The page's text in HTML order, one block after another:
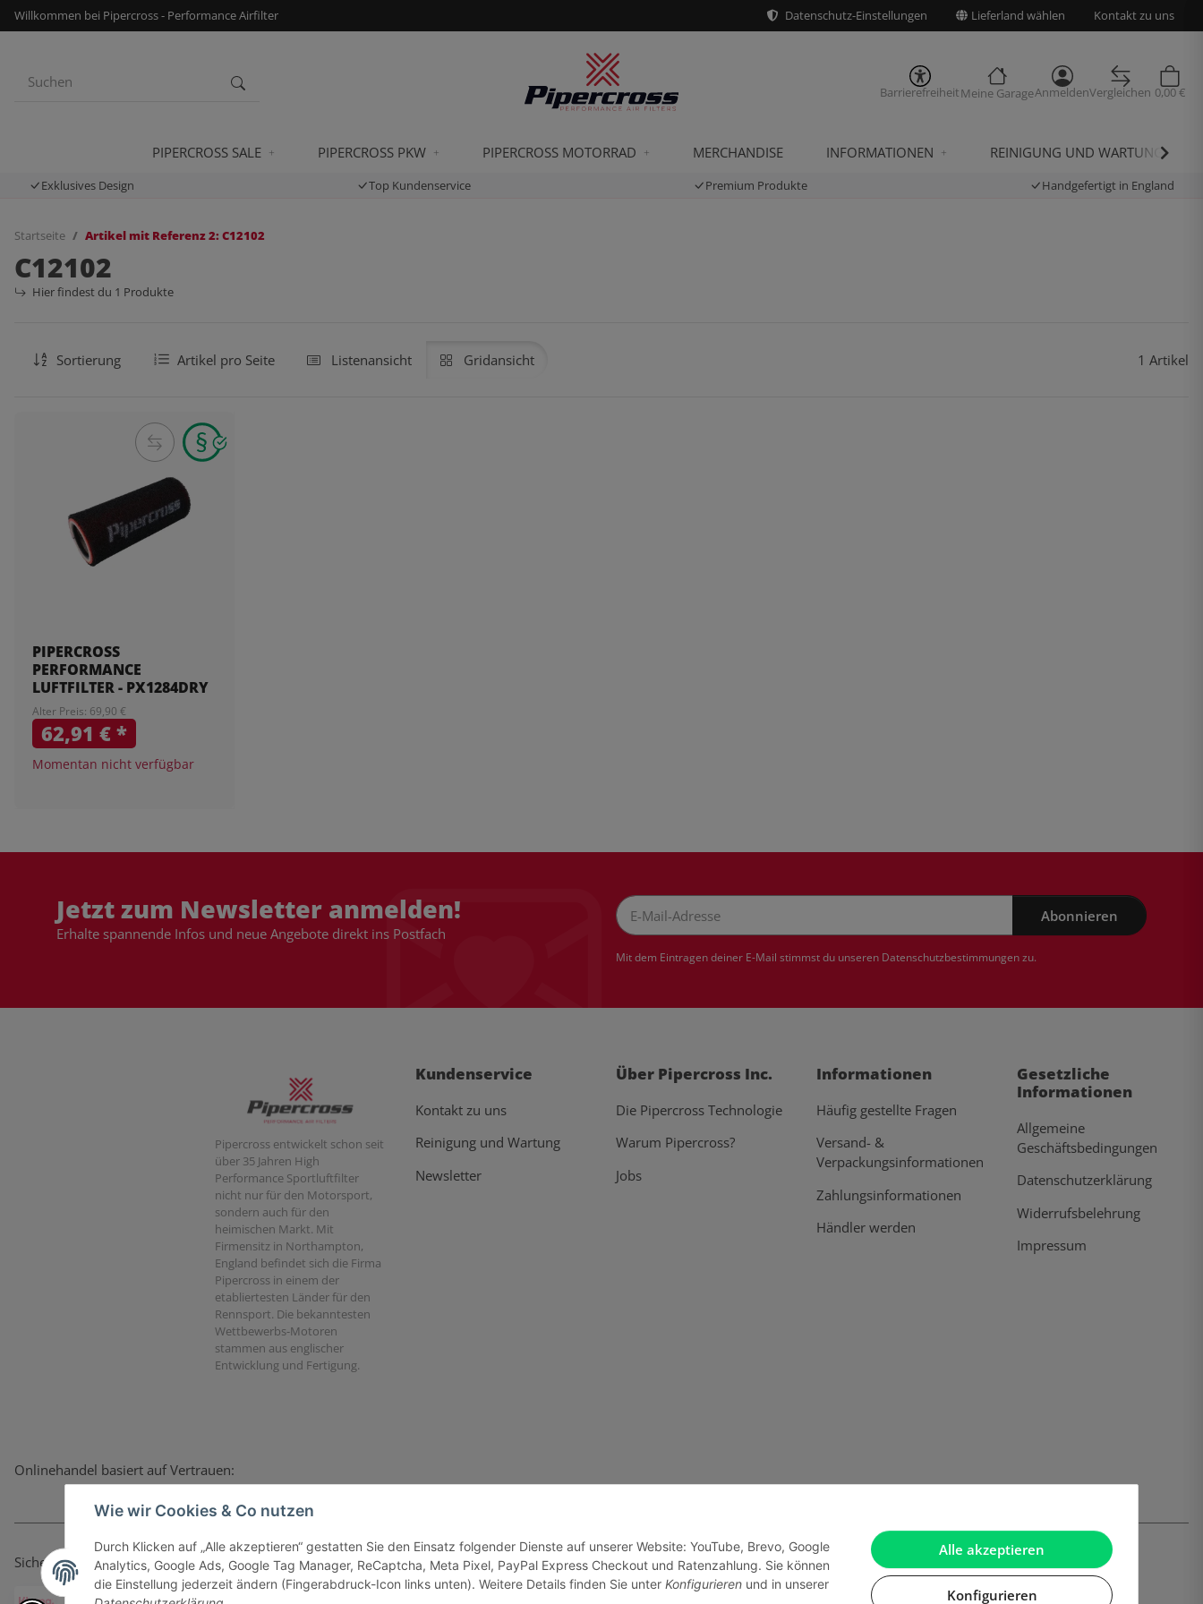
Alle akzeptieren
Konfigurieren
Wie wir Cookies & Co nutzen
Durch Klicken auf „Alle akzeptieren“ gestatten Sie den Einsatz folgender Dienste auf unserer Website: YouTube, Brevo, Google
Analytics, Google Ads, Google Tag Manager, ReCaptcha, Meta Pixel, PayPal Express Checkout und Ratenzahlung. Sie können
die Einstellung jederzeit ändern (Fingerabdruck-Icon links unten). Weitere Details finden Sie unter Konfigurieren und in unserer
Willkommen bei Pipercross - Performance Airfilter Datenschutz-Einstellungen Lieferland wählen Kontakt zu uns
BarrierefreiheitMeine GarageAnmeldenVergleichen 0,00 €
PIPERCROSS SALE PIPERCROSS PKW PIPERCROSS MOTORRAD MERCHANDISE INFORMATIONEN REINIGUNG UND WARTUNG
Exklusives Design Top Kundenservice Premium Produkte Handgefertigt in England
Startseite Artikel mit Referenz 2: C12102
C12102
Hier findest du 1 Produkte
Sortierung Artikel pro Seite Listenansicht Gridansicht 1 Artikel
PIPERCROSS
PERFORMANCE
LUFTFILTER - PX1284DRY
Alter Preis: 69,90 €
62,91 €*
Momentan nicht verfügbar
Jetzt zum Newsletter anmelden!
Erhalte spannende Infos und neue Angebote direkt ins Postfach
Abonnieren
Mit dem Eintragen deiner E-Mail stimmst du unseren Datenschutzbestimmungenzu.
Pipercross entwickelt schon seit
über 35 Jahren High
Performance Sportluftfilter
nicht nur für den Motorsport,
sondern auch für den
heimischen Markt. Mit
Firmensitz in Northampton,
England befindet sich die Firma
Pipercross in einem der
etabliertesten Länder für den
Rennsport. Die bekanntesten
Wettbewerbs-Motoren
stammen aus englischer
Entwicklung und Fertigung.
Kundenservice
Kontakt zu uns
Reinigung und Wartung
Newsletter
Über Pipercross Inc.
Die Pipercross Technologie
Warum Pipercross?
Jobs
Informationen
Häufig gestellte Fragen
Versand- &
Verpackungsinformationen
Zahlungsinformationen
Händler werden
Gesetzliche
Informationen
Allgemeine
Geschäftsbedingungen
Datenschutzerklärung
Widerrufsbelehrung
Impressum
Onlinehandel basiert auf Vertrauen:
Sicher bezahlen via: